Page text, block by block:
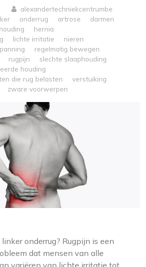
alexandertechniekcentrumbe
onderrug artrose
darmen
hernia
lichte irritatie
nieren
regelmatig bewegen
rugpijn
slechte slaaphouding
houding
die rug belasten
verstuiking
zware voorwerpen
onderrug? Rugpijn is een
dat mensen van alle
variëren van lichte irritatie tot